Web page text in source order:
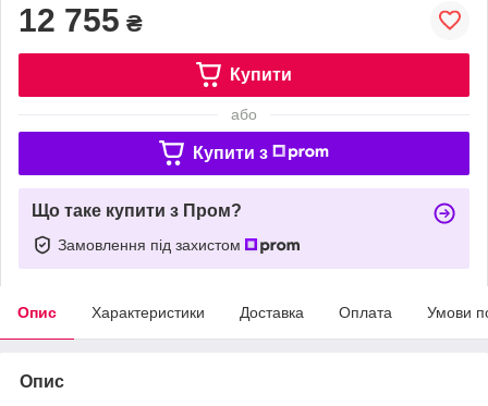
12 755 ₴
Купити
або
Купити з
Що таке купити з Пром?
Замовлення під захистом
Опис Характеристики Доставка Оплата Умови
Опис